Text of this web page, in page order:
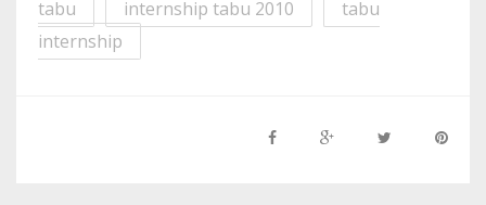
tabu internship tabu 2010
tabu
internship